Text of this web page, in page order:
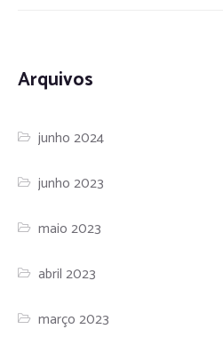
Arquivos
junho 2024
junho 2023
maio 2023
abril 2023
março 2023